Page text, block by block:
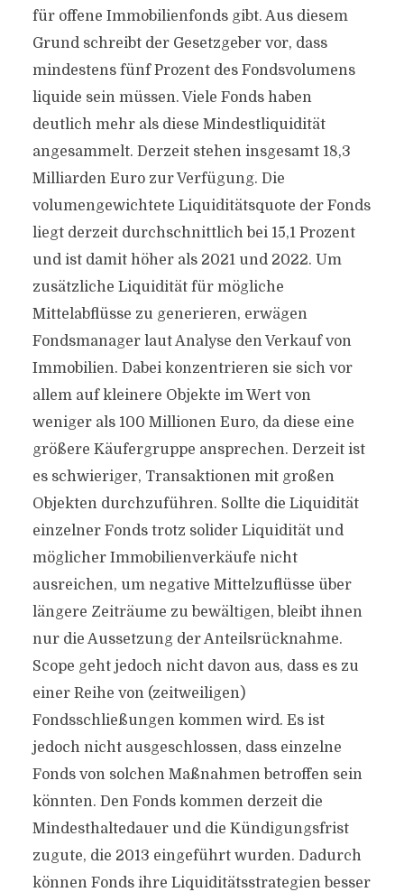
für offene Immobilienfonds gibt. Aus diesem
Grund schreibt der Gesetzgeber vor, dass
mindestens fünf Prozent des Fondsvolumens
liquide sein müssen. Viele Fonds haben
deutlich mehr als diese Mindestliquidität
angesammelt. Derzeit stehen insgesamt 18,3
Milliarden Euro zur Verfügung. Die
volumengewichtete Liquiditätsquote der Fonds
liegt derzeit durchschnittlich bei 15,1 Prozent
und ist damit höher als 2021 und 2022. Um
zusätzliche Liquidität für mögliche
Mittelabflüsse zu generieren, erwägen
Fondsmanager laut Analyse den Verkauf von
Immobilien. Dabei konzentrieren sie sich vor
allem auf kleinere Objekte im Wert von
weniger als 100 Millionen Euro, da diese eine
größere Käufergruppe ansprechen. Derzeit ist
es schwieriger, Transaktionen mit großen
Objekten durchzuführen. Sollte die Liquidität
einzelner Fonds trotz solider Liquidität und
möglicher Immobilienverkäufe nicht
ausreichen, um negative Mittelzuflüsse über
längere Zeiträume zu bewältigen, bleibt ihnen
nur die Aussetzung der Anteilsrücknahme.
Scope geht jedoch nicht davon aus, dass es zu
einer Reihe von (zeitweiligen)
Fondsschließungen kommen wird. Es ist
jedoch nicht ausgeschlossen, dass einzelne
Fonds von solchen Maßnahmen betroffen sein
könnten. Den Fonds kommen derzeit die
Mindesthaltedauer und die Kündigungsfrist
zugute, die 2013 eingeführt wurden. Dadurch
können Fonds ihre Liquiditätsstrategien besser